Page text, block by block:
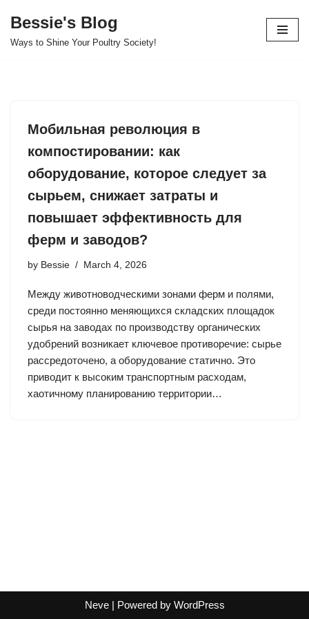
Skip
Bessie's Blog
Ways to Shine Your Poultry Society!
Мобильная революция в
компостировании: как
оборудование, которое следует за
сырьем, снижает затраты и
повышает эффективность для
ферм и заводов?
by Bessie March 4, 2026
Между животноводческими зонами ферм и полями,
среди постоянно меняющихся складских площадок
сырья на заводах по производству органических
удобрений возникает ключевое противоречие: сырье
рассредоточено, а оборудование статично. Это
приводит к высоким транспортным расходам,
хаотичному планированию территории…
Neve| Powered by WordPress